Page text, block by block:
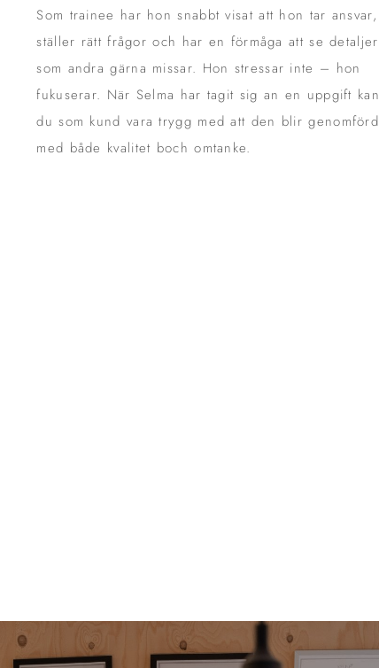
Som trainee har hon snabbt visat att hon tar ansvar,
ställer rätt frågor och har en förmåga att se detaljer
som andra gärna missar. Hon stressar inte – hon
fukuserar. När Selma har tagit sig an en uppgift kan
du som kund vara trygg med att den blir genomförd
med både kvalitet boch omtanke.